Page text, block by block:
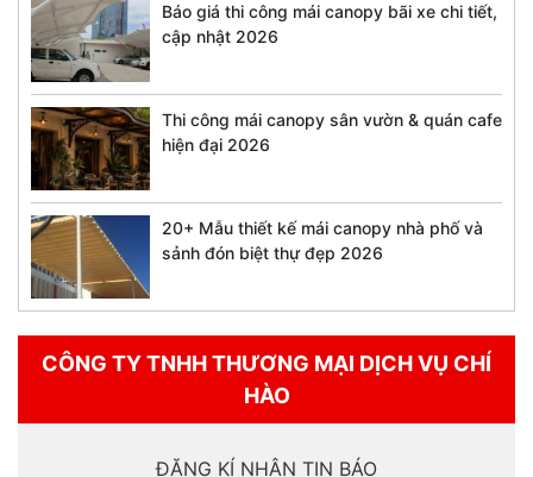
Báo giá thi công mái canopy bãi xe chi tiết,
cập nhật 2026
Thi công mái canopy sân vườn & quán cafe
hiện đại 2026
20+ Mẫu thiết kế mái canopy nhà phố và
sảnh đón biệt thự đẹp 2026
CÔNG TY TNHH THƯƠNG MẠI DỊCH VỤ CHÍ
HÀO
ĐĂNG KÍ NHẬN TIN BÁO